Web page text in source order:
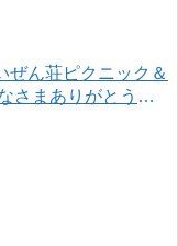
ぜん荘ピクニック＆
さまありがとうご